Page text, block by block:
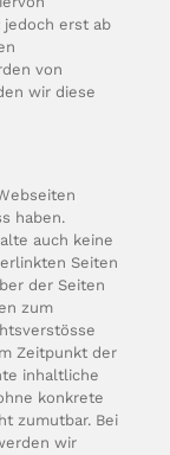
jedoch erst ab
von
wir diese
haben.
auch keine
Seiten
der Seiten
zum
Zeitpunkt der
inhaltliche
konkrete
zumutbar. Bei
wir